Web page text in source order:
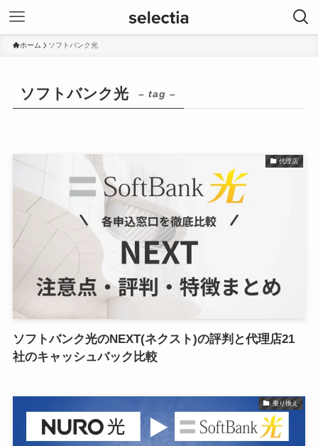
ホーム ソフトバンク光
ソフトバンク光 – tag –
代理店
ソフトバンク光のNEXT(ネクスト)の評判と代理店21
社のキャッシュバック比較
乗り換え